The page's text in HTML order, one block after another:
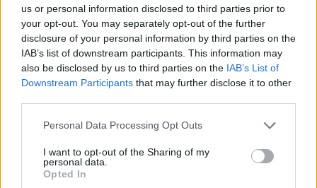
us or personal information disclosed to third parties prior to
your opt-out. You may separately opt-out of the further
disclosure of your personal information by third parties on the
IAB’s list of downstream participants. This information may
also be disclosed by us to third parties on the IAB’s List of
Downstream Participants that may further disclose it to other
Please note that this website/app uses one or more Google
not limited to your visit or usage behaviour. You may click to
grant or deny consent to Google and its third-party tags to
use your data for below specified purposes in below Google
Personal Data Processing Opt Outs
I want to opt-out of the Sharing of my
personal data.
Opted In